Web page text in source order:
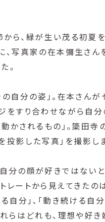
ら、緑が生い茂る初夏を
、写真家の在本彌生さん
。
自分の姿」。在本さんが
をすり合わせながら自分
動かされるもの」。簗田
投影した写真」を撮影し
分の顔が好きではない
ートから見えてきたのは
自分」、「動き続ける自
れらはどれも、理想や好